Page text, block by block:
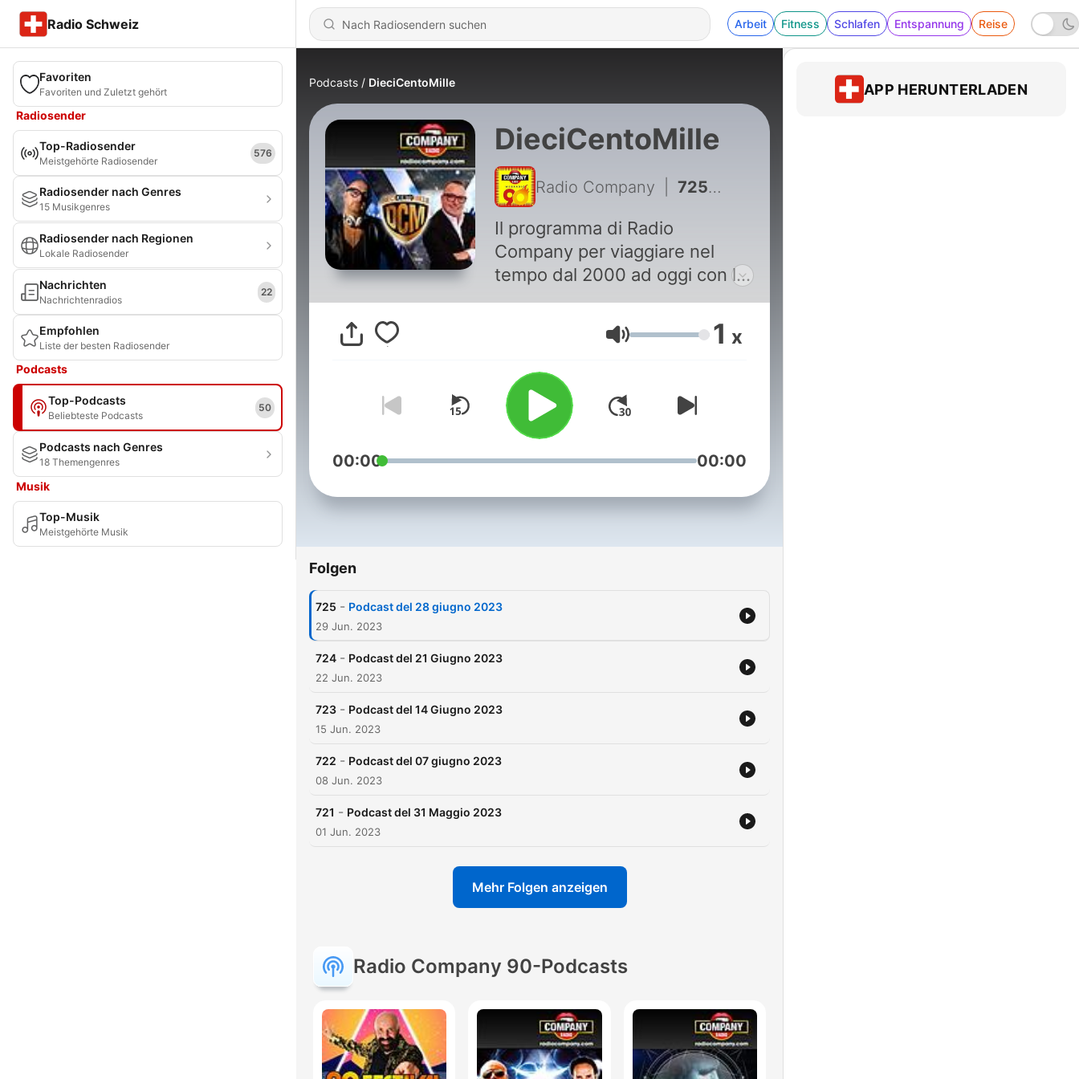
Radio Schweiz Arbeit Fitness Schlafen Entspannung Reise
Favoriten
Favoriten und Zuletzt gehört
Radiosender
Top-Radiosender
Meistgehörte Radiosender
576
Radiosender nach Genres
15 Musikgenres
Radiosender nach Regionen
Lokale Radiosender
Nachrichten
Nachrichtenradios
22
Empfohlen
Liste der besten Radiosender
Podcasts
Top-Podcasts
Beliebteste Podcasts
50
Podcasts nach Genres
18 Themengenres
Musik
Top-Musik
Meistgehörte Musik
Podcasts DieciCentoMille
DieciCentoMille
Radio Company 725 - Podcast del 28 giugno 2023
Il programma di Radio
Company per viaggiare nel
tempo dal 2000 ad oggi con le
più belle hits dance-house e
non solo. Magari 10 te le
ricorderai... Forse 100 le avrai
cantate... Ma 1000 di sicuro le
hai ascoltate!!! 10-100-1000:
Ieri come oggi, oggi come ieri.
Lautstärke 1 x
00:00 00:00
Folgen
725 - Podcast del 28 giugno 2023
29 Jun. 2023
724 - Podcast del 21 Giugno 2023
22 Jun. 2023
723 - Podcast del 14 Giugno 2023
15 Jun. 2023
722 - Podcast del 07 giugno 2023
08 Jun. 2023
721 - Podcast del 31 Maggio 2023
01 Jun. 2023
Mehr Folgen anzeigen
Radio Company 90-Podcasts
APP HERUNTERLADEN